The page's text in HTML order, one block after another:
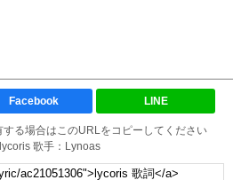
Facebook LINE
る場合はこのURLをコピーしてください
歌手：Lynoas